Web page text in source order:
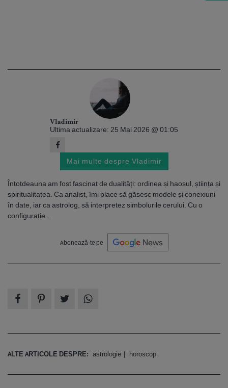
Vladimir
Ultima actualizare: 25 Mai 2026 @ 01:05
Mai multe despre Vladimir
Întotdeauna am fost fascinat de dualități: ordinea și haosul, știința și
spiritualitatea. Ca analist, îmi place să găsesc modele și conexiuni
în date, iar ca astrolog, să interpretez simbolurile cerului. Cu o
configurație...
Abonează-te pe
ALTE ARTICOLE DESPRE: astrologie horoscop